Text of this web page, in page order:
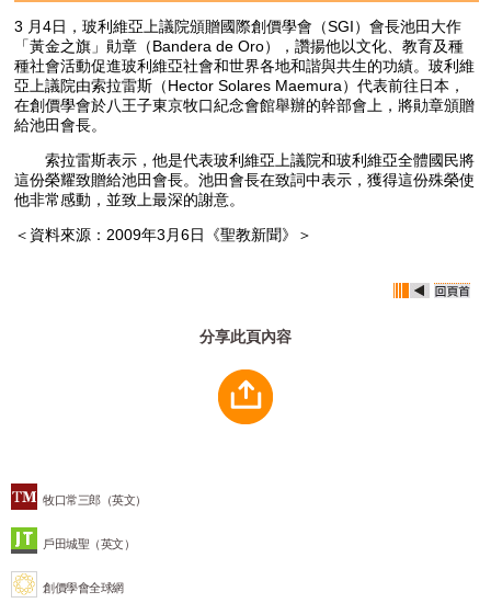
牧口常三郎（英文）
戶田城聖（英文）
創價學會全球網
3 月4日，玻利維亞上議院頒贈國際創價學會（SGI）會長池田大作
「黃金之旗」勛章（Bandera de Oro），讚揚他以文化、教育及種
種社會活動促進玻利維亞社會和世界各地和諧與共生的功績。玻利維
亞上議院由索拉雷斯（Hector Solares Maemura）代表前往日本，
在創價學會於八王子東京牧口紀念會館舉辦的幹部會上，將勛章頒贈
給池田會長。
索拉雷斯表示，他是代表玻利維亞上議院和玻利維亞全體國民將
這份榮耀致贈給池田會長。池田會長在致詞中表示，獲得這份殊榮使
他非常感動，並致上最深的謝意。
＜資料來源：2009年3月6日《聖教新聞》＞
分享此頁內容